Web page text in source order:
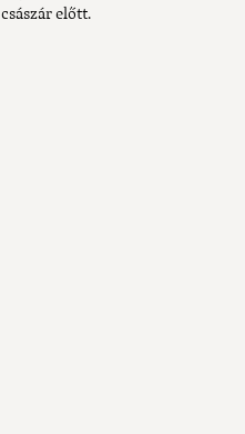
császár előtt.